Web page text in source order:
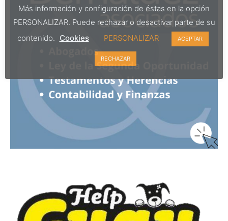
Más información y configuración de éstas en la opción
PERSONALIZAR. Puede rechazar o desactivar parte de su
contenido. Cookies PERSONALIZAR ACEPTAR
RECHAZAR